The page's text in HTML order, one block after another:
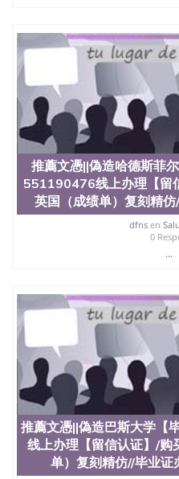
子工程学，工商管理学，
受性肯定及好评；而各种
也吸引了众多不同国家的
二、办理流程： 1、收集
定金下单； 3、公司确认
4、电子图做好发给客户确
品部做成品； 6、成品做
款； 7、快递给客户（国内
真实网上可查的证明材料
留服真实存档可查，存档
（使馆认证），使馆网站
真实可查认证办理，存档
流程农业科学院、艺术与
院、地球及物质科学院、
约大学为学生们提供本科
专业课程包括：会计学、
程、经济、医学、护理、
学、美术、电子工程、天
制、历史、电气工程、生
理、材料科学、机械工程
学、化学、英语、社会科
销、机械工程、计算机科
科、金融专业 1、客户提
信息，给出操作方案； 2
材料； 3、留服注册申请
交时间，公司人员陪同客
推薦文憑||偽造哈德斯菲
551190476线上办理【留
英国（成绩单）复刻精
dfnsen
0
...
推薦文憑||偽造巴斯大学
线上办理【留信认证】/购
单）复刻精仿//毕业证